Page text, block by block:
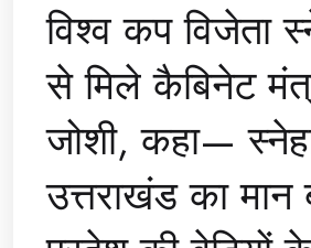
विश्व कप विजेता
से मिले कैबिनेट
जोशी, कहा—
उत्तराखंड का मान